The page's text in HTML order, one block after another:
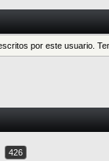
por este usuario.
426